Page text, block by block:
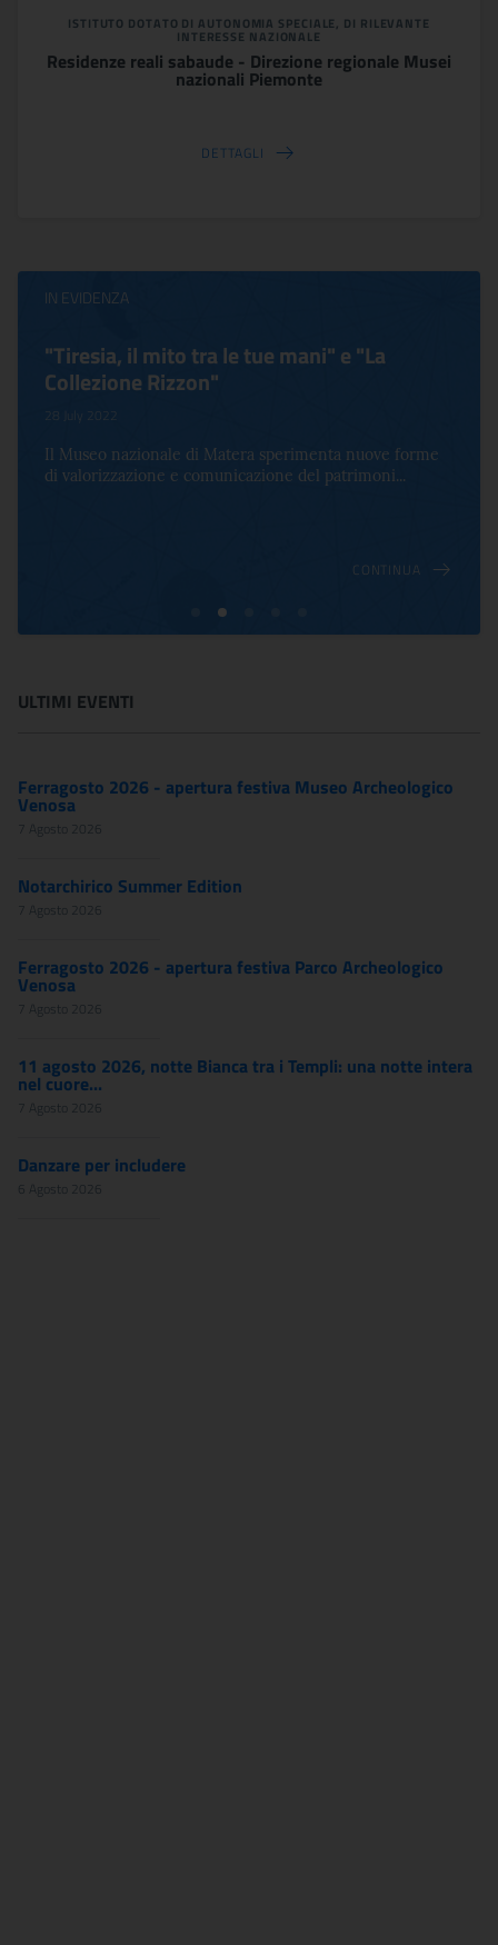
ISTITUTO DOTATO DI AUTONOMIA SPECIALE, DI RILEVANTE
INTERESSE NAZIONALE
Residenze reali sabaude - Direzione regionale Musei
nazionali Piemonte
DETTAGLI
IN EVIDENZA
"Tiresia, il mito tra le tue mani" e "La
Collezione Rizzon"
28 July 2022
Il Museo nazionale di Matera sperimenta nuove forme
di valorizzazione e comunicazione del patrimoni...
CONTINUA
ULTIMI EVENTI
Ferragosto 2026 - apertura festiva Museo Archeologico
Venosa
7 Agosto 2026
Notarchirico Summer Edition
7 Agosto 2026
Ferragosto 2026 - apertura festiva Parco Archeologico
Venosa
7 Agosto 2026
11 agosto 2026, notte Bianca tra i Templi: una notte intera
nel cuore...
7 Agosto 2026
Danzare per includere
6 Agosto 2026